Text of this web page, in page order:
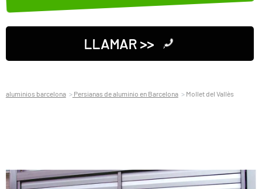
LLAMAR >>
aluminios barcelona Persianas de aluminio en Barcelona Mollet del Vallès